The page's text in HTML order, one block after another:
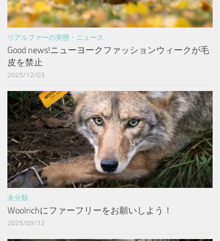
リアルファーの実態・ニュース
Good news!ニューヨークファッションウィークが毛
皮を禁止
2025/12/03
未分類
Woolrichにファーフリーをお願いしよう！
2025/09/12